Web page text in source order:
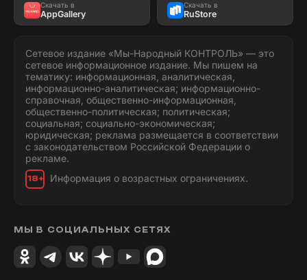
Скачать в
AppGallery
Скачать в
RuStore
Сетевое издание «Мы-Народный КОНТРОЛЬ» — это
сетевое информационное издание. Мы пишем на
тематику: информационная, аналитическая,
информационно-аналитическая; информационно-
справочная, общественно-информационная,
общественно-политическая; политическая;
социальная; социально-экономическая;
юридическая; реклама размещается в соответствии
с законодательством Российской Федерации о
рекламе.
18+ Информация о возрастных ограничениях.
МЫ В СОЦИАЛЬНЫХ СЕТЯХ